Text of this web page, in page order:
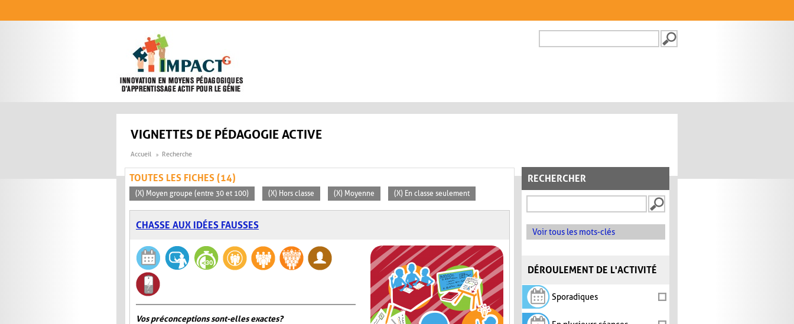
FORMULAIRE DE
VIGNETTES DE PÉDAGOGIE ACTIVE
Accueil Recherche
RECHERCHER
Voir tous les mots-clés
DÉROULEMENT DE L'ACTIVITÉ
Sporadiques
TOUTES LES FICHES (14)
(X) Moyen groupe (entre 30 et 100) (X) Hors classe (X) Moyenne (X) En classe seulement
CHASSE AUX IDÉES FAUSSES
Vos préconceptions sont-elles exactes ?